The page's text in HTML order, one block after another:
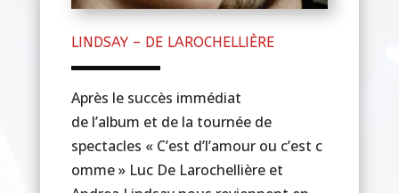
LINDSAY – DE LAROCHELLIÈRE
Après le succès immédiat
de l’album et de la tournée de
spectacles « C’est d’l’amour ou c’est c
omme » Luc De Larochellière et